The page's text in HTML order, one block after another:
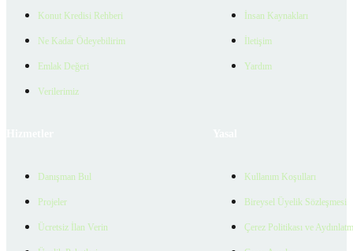
Konut Kredisi Rehberi
Ne Kadar Ödeyebilirim
Emlak Değeri
Verilerimiz
İnsan Kaynakları
İletişim
Yardım
Danışman Bul
Projeler
Ücretsiz İlan Verin
Kullanım Koşulları
Bireysel Üyelik Sözleşmesi
Çerez Politikası ve